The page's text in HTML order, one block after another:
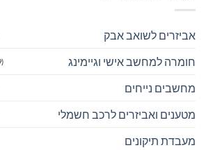
אביזרים לשואב אבק
חומרה למחשב אישי וגיימינג (1049)
מחשבים נייחים
מטענים ואביזרים לרכב חשמלי
מעבדת תיקונים